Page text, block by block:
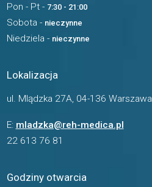
Pon - Pt - 7:30 - 21:00
Sobota - nieczynne
Niedziela - nieczynne
Lokalizacja
ul. Mlądzka 27A, 04-136 Warszawa
E: mladzka@reh-medica.pl
22 613 76 81
Godziny otwarcia